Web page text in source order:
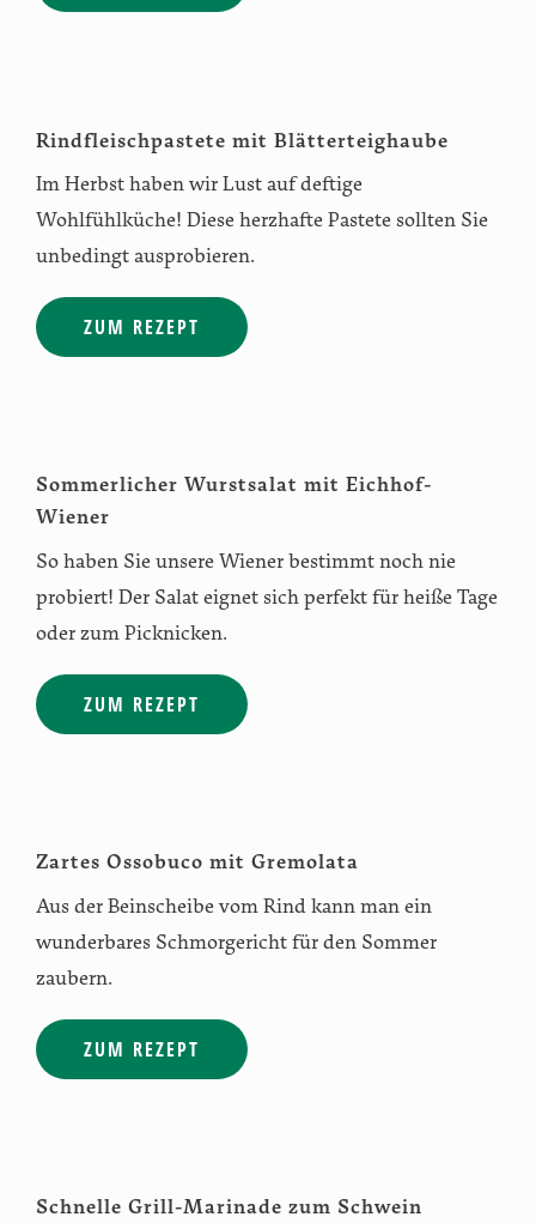
Rindfleischpastete mit Blätterteighaube
Im Herbst haben wir Lust auf deftige
Wohlfühlküche! Diese herzhafte Pastete sollten Sie
unbedingt ausprobieren.
ZUM REZEPT
Sommerlicher Wurstsalat mit Eichhof-
Wiener
So haben Sie unsere Wiener bestimmt noch nie
probiert! Der Salat eignet sich perfekt für heiße Tage
oder zum Picknicken.
ZUM REZEPT
Zartes Ossobuco mit Gremolata
Aus der Beinscheibe vom Rind kann man ein
wunderbares Schmorgericht für den Sommer
zaubern.
ZUM REZEPT
Schnelle Grill-Marinade zum Schwein